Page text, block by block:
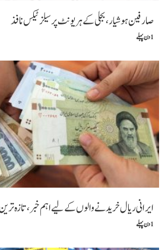
صارفین ہوشیار، بجلی کے ہر یونٹ پر سیلز ٹیکس نافذ
1 دن پہلے
ایرانی ریال خریدنے والوں کے لیے اہم خبر، تازہ
1 دن پہلے